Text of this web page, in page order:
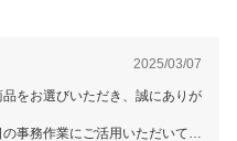
づつ外したりして使ってい
思います。ちなみに手首廻は
2025/03/07
をお選びいただき、誠にありが
事務作業にご活用いただいてい